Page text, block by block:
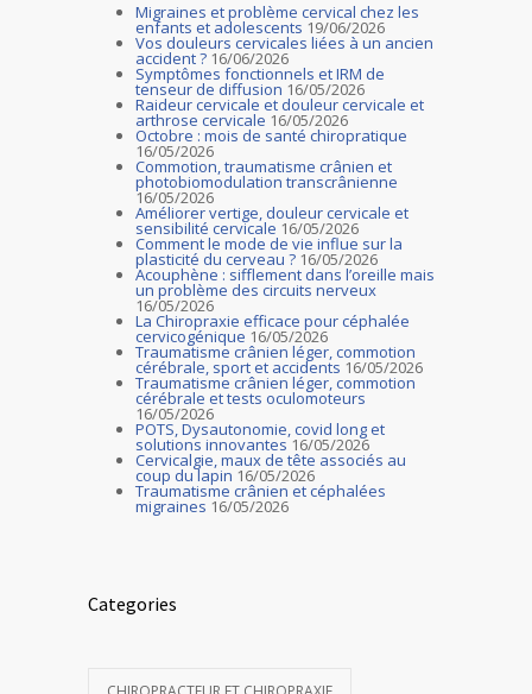
Migraines et problème cervical chez les
enfants et adolescents 19/06/2026
Vos douleurs cervicales liées à un ancien
accident ? 16/06/2026
Symptômes fonctionnels et IRM de
tenseur de diffusion 16/05/2026
Raideur cervicale et douleur cervicale et
arthrose cervicale 16/05/2026
Octobre : mois de santé chiropratique
16/05/2026
Commotion, traumatisme crânien et
photobiomodulation transcrânienne
16/05/2026
Améliorer vertige, douleur cervicale et
sensibilité cervicale 16/05/2026
Comment le mode de vie influe sur la
plasticité du cerveau ? 16/05/2026
Acouphène : sifflement dans l’oreille mais
un problème des circuits nerveux
16/05/2026
La Chiropraxie efficace pour céphalée
cervicogénique 16/05/2026
Traumatisme crânien léger, commotion
cérébrale, sport et accidents 16/05/2026
Traumatisme crânien léger, commotion
cérébrale et tests oculomoteurs
16/05/2026
POTS, Dysautonomie, covid long et
solutions innovantes 16/05/2026
Cervicalgie, maux de tête associés au
coup du lapin 16/05/2026
Traumatisme crânien et céphalées
migraines 16/05/2026
Categories